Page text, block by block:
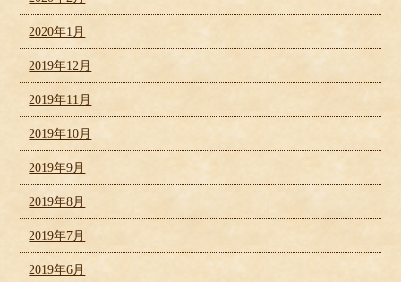
2020年1月
2019年12月
2019年11月
2019年10月
2019年9月
2019年8月
2019年7月
2019年6月